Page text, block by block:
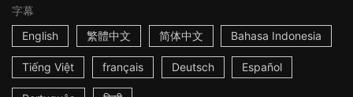
字幕
English
繁體中文 简体中文 Bahasa Indonesia
Tiếng Việt français Deutsch Español